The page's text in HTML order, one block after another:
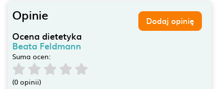
Opinie Dodaj opinię
Ocena dietetyka
Beata Feldmann
Suma ocen:
(0 opinii)